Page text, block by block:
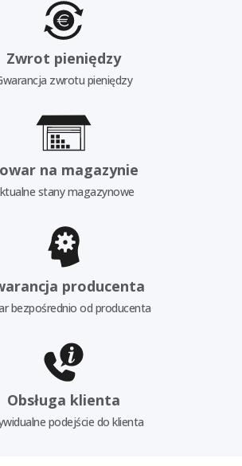
Zwrot pieniędzy
zwrotu pieniędzy
na magazynie
stany magazynowe
producenta
bezpośrednio od producenta
Obsługa klienta
podejście do klienta